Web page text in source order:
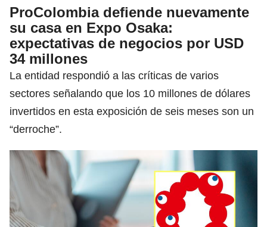
ProColombia defiende nuevamente
su casa en Expo Osaka:
expectativas de negocios por USD
34 millones
La entidad respondió a las críticas de varios
sectores señalando que los 10 millones de dólares
invertidos en esta exposición de seis meses son un
“derroche”.